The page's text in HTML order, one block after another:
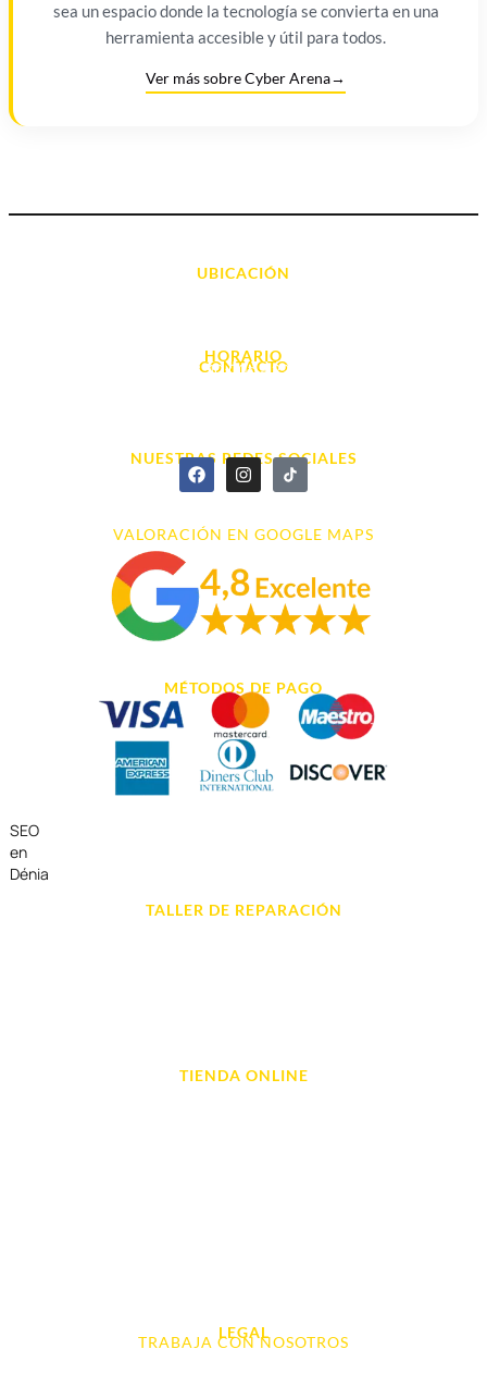
sea un espacio donde la tecnología se convierta en una
herramienta accesible y útil para todos.
Ver más sobre Cyber Arena→
UBICACIÓN
HORARIO
L. - S. 10:00h a 22:00h
CONTACTO
NUESTRAS REDES SOCIALES
VALORACIÓN EN GOOGLE MAPS
MÉTODOS DE PAGO
SEO
en
Dénia
TALLER DE REPARACIÓN
TIENDA ONLINE
LEGAL
TRABAJA CON NOSOTROS